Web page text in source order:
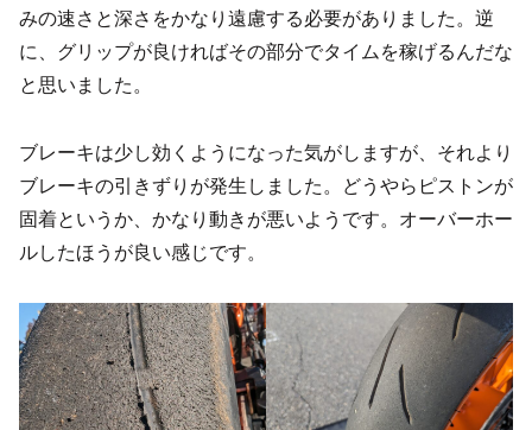
みの速さと深さをかなり遠慮する必要がありました。逆
に、グリップが良ければその部分でタイムを稼げるんだな
と思いました。
ブレーキは少し効くようになった気がしますが、それより
ブレーキの引きずりが発生しました。どうやらピストンが
固着というか、かなり動きが悪いようです。オーバーホー
ルしたほうが良い感じです。